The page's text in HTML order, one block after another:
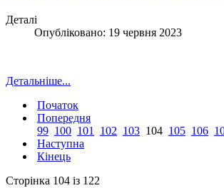
Деталі
Опубліковано: 19 червня 2023
Детальніше...
Початок
Попередня
99 100 101 102 103 104 105 106
Наступна
Кінець
Сторінка 104 із 122